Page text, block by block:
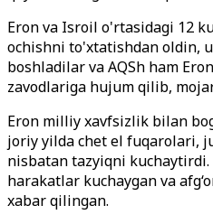
Eron va Isroil o'rtasidagi 12
ochishni to'xtatishdan oldin,
boshladilar va AQSh ham
zavodlariga hujum qilib,
Eron milliy xavfsizlik bilan
joriy yilda chet el fuqarolari,
nisbatan tazyiqni
harakatlar kuchaygan va
xabar qilingan.